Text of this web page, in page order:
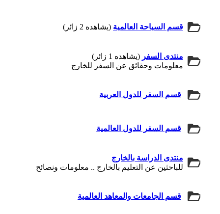
قسم السياحة العالمية (يشاهده 2 زائر)
منتدى السفر (يشاهده 1 زائر)
معلومات وحقائق عن السفر للخارج
قسم السفر للدول العربية
قسم السفر للدول العالمية
منتدى الدراسة بالخارج
للباحثين عن التعليم بالخارج .. معلومات ونصائح
قسم الجامعات والمعاهد العالمية